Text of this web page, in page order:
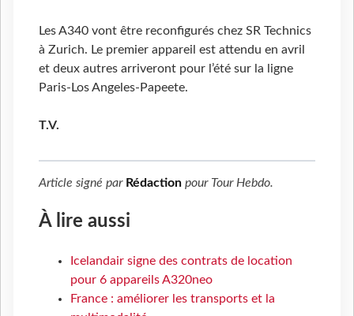
Les A340 vont être reconfigurés chez SR Technics
à Zurich. Le premier appareil est attendu en avril
et deux autres arriveront pour l’été sur la ligne
Paris-Los Angeles-Papeete.
T.V.
Article signé par Rédaction pour Tour Hebdo.
À lire aussi
Icelandair signe des contrats de location
pour 6 appareils A320neo
France : améliorer les transports et la